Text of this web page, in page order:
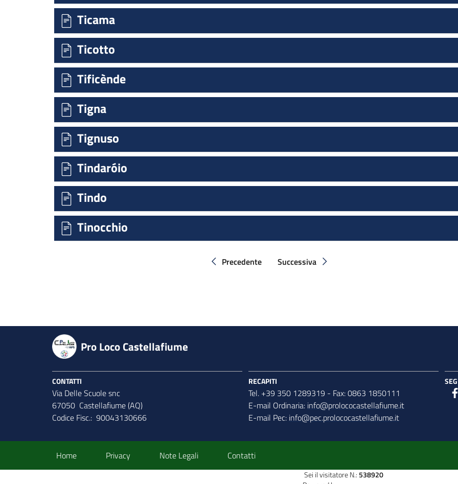
Ticama
Ticotto
Tificènde
Tigna
Tignuso
Tindaróio
Tindo
Tinocchio
Pagina precedente
Precedente Pagina successiva
Successiva
Pro Loco Castellafiume
CONTATTI
Via Delle Scuole snc
67050 Castellafiume (AQ)
Codice Fisc.: 90043130666
RECAPITI
Tel. +39 350 1289319 - Fax: 0863 1850111
E-mail Ordinaria: info@prolococastellafiume.it
E-mail Pec: info@pec.prolococastellafiume.it
Sezione Link Utili
Home Privacy Note Legali Contatti
Sei il visitatore N.: 538920